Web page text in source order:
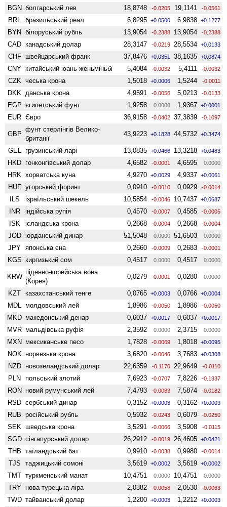
BGN болгарський лев 18,8748 -0.0205 19,1141 -0.0561
BRL бразильський реал 6,8295 +0.0500 6,9838 +0.1277
BYN білоруський рубль 13,9054 -0.2388 13,9054 -0.2388
CAD канадський долар 28,3147 -0.0219 28,5534 +0.0133
CHF швейцарський франк 37,8476 +0.0351 38,1635 +0.0874
CNY китайський юань женьмiньбi 5,4084 -0.0032 5,4111 -0.0032
CZK чеська крона 1,5018 +0.0006 1,5244 -0.0011
DKK данська крона 4,9591 -0.0056 5,0213 -0.0133
EGP єгипетський фунт 1,9258 0.0000 1,9367 +0.0001
EUR Євро 36,9158 -0.0402 37,3839 -0.1097
GBP
фунт стерлінгів Велико­
британії
43,9223 +0.1828 44,5732 +0.3474
GEL грузинський ларі 13,0835 +0.0466 13,3218 +0.0483
HKD гонконгівський долар 4,6582 -0.0001 4,6595 0.0000
HRK хорватська куна 4,9270 +0.0029 4,9337 +0.0061
HUF угорський форинт 0,0910 -0.0010 0,0929 -0.0014
ILS ізраїльський шекель 10,5854 -0.0046 10,7437 +0.0687
INR індійська рупія 0,4570 -0.0007 0,4585 -0.0005
ISK ісландська крона 0,2668 -0.0004 0,2668 -0.0004
JOD іорданський динар 51,5048 0.0000 51,6503 0.0000
JPY японська єна 0,2660 -0.0009 0,2683 -0.0001
KGS киргизький сом 0,4517 0.0000 0,4517 0.0000
KRW
піденно-корейська вона
(Корея)
0,0279 -0.0001 0,0280 0.0000
KZT казахстанський тенге 0,0765 +0.0003 0,0766 +0.0004
MDL молдовський лей 1,8986 -0.0050 1,8986 -0.0050
MKD македонський денар 0,6037 +0.0017 0,6037 +0.0017
MVR мальдівська руфія 2,3592 0.0000 2,3715 0.0000
MXN мексиканське песо 1,7828 -0.0069 1,8018 +0.0095
NOK норвезька крона 3,6820 -0.0046 3,7683 +0.0308
NZD ново­зеландський долар 22,6359 -0.1170 22,9649 -0.0110
PLN польський злотий 7,6923 -0.0707 7,8226 -0.1337
RON новий румунський лей 7,4793 -0.0083 7,5874 -0.0182
RSD сербський динар 0,3152 +0.0003 0,3162 +0.0003
RUB російський рубль 0,5932 -0.0243 0,6079 -0.0250
SEK шведська крона 3,5291 -0.0066 3,5908 -0.0115
SGD сінгапурський долар 26,2912 -0.0019 26,4605 +0.0421
THB таїландський бат 0,9910 -0.0038 0,9980 -0.0014
TJS таджицький сомоні 3,5619 +0.0002 3,5619 +0.0002
TMT туркменський манат 10,4751 0.0000 10,4751 0.0000
TRY нова турецька ліра 2,0382 -0.0058 2,0530 -0.0063
TWD тайванський долар 1,2200 +0.0003 1,2212 +0.0003